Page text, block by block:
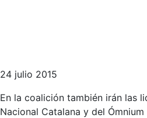
24 julio 2015
En la coalición también irán las
Nacional Catalana y del Ómnium